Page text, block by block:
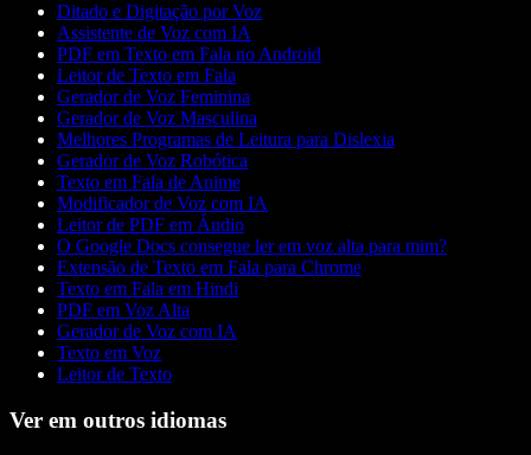
Ditado e Digitação por Voz
Assistente de Voz com IA
PDF em Texto em Fala no Android
Leitor de Texto em Fala
Gerador de Voz Feminina
Gerador de Voz Masculina
Melhores Programas de Leitura para Dislexia
Gerador de Voz Robótica
Texto em Fala de Anime
Modificador de Voz com IA
Leitor de PDF em Áudio
O Google Docs consegue ler em voz alta para mim?
Extensão de Texto em Fala para Chrome
Texto em Fala em Hindi
PDF em Voz Alta
Gerador de Voz com IA
Texto em Voz
Leitor de Texto
Ver em outros idiomas